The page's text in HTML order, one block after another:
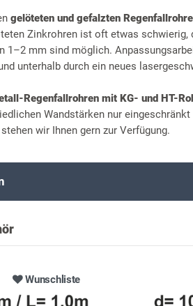
gelöteten und gefalzten
Zinkrohren ist oft etwas
1–2 mm sind möglich.
unterhalb durch ein neues
Regenfallrohren mit KG- und HT-
Wandstärken nur
wir Ihnen gern zur Verfügung.
Wunschliste